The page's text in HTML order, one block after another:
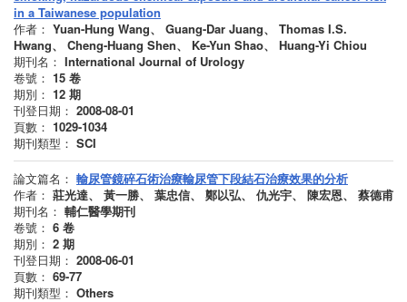
in a Taiwanese population
作者： Yuan-Hung Wang、 Guang-Dar Juang、 Thomas I.S.
Hwang、 Cheng-Huang Shen、 Ke-Yun Shao、 Huang-Yi Chiou
期刊名： International Journal of Urology
卷號： 15 卷
期別： 12 期
刊登日期： 2008-08-01
頁數： 1029-1034
期刊類型： SCI
論文篇名： 輸尿管鏡碎石術治療輸尿管下段結石治療效果的分析
作者： 莊光達、 黃一勝、 葉忠信、 鄭以弘、 仇光宇、 陳宏恩、 蔡德甫
期刊名： 輔仁醫學期刊
卷號： 6 卷
期別： 2 期
刊登日期： 2008-06-01
頁數： 69-77
期刊類型： Others